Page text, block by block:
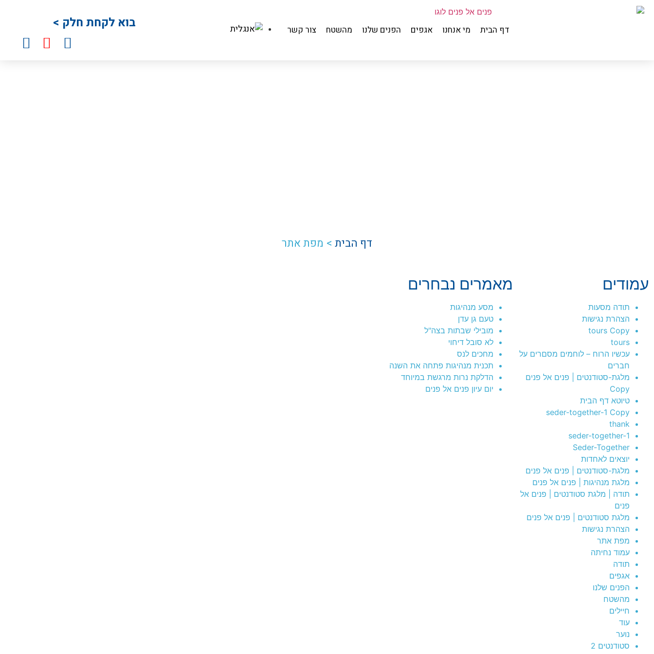
דף הבית מי אנחנו אגפים הפנים שלנו מהשטח צור קשר בוא לקחת חלק >
דף הבית > מפת אתר
עמודים
תודה מסעות
הצהרת נגישות
tours Copy
tours
עכשיו הרוח – לוחמים מסםרים על
חברים
מלגת-סטודנטים | פנים אל פנים
Copy
טיוטא דף הבית
seder-together-1 Copy
thank
seder-together-1
Seder-Together
יוצאים לאחדות
מלגת-סטודנטים | פנים אל פנים
מלגת מנהיגות | פנים אל פנים
תודה | מלגת סטודנטים | פנים אל
פנים
מלגת סטודנטים | פנים אל פנים
הצהרת נגישות
מפת אתר
עמוד נחיתה
תודה
אגפים
הפנים שלנו
מהשטח
חיילים
עוד
נוער
סטודנטים 2
מאמרים נבחרים
מסע מנהיגות
טעם גן עדן
מובילי שבתות בצה"ל
לא סובל דיחוי
מחכים לנס
תכנית מנהיגות פתחה את השנה
הדלקת נרות מרגשת במיוחד
יום עיון פנים אל פנים